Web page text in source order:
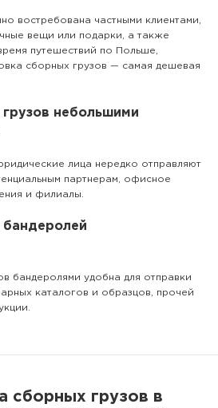
востребована частными клиентами,
вещи или подарки, а также
путешествий по Польше,
сборных грузов — самая дешевая
небольшими
лица нередко отправляют
партнерам, офисное
и филиалы.
бандеролей
бандеролями удобна для отправки
каталогов и образцов, прочей
сборных грузов в